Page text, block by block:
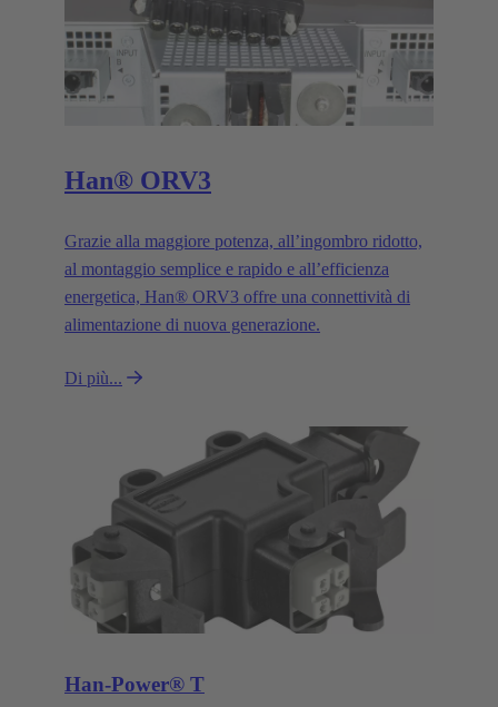
Han® ORV3
Grazie alla maggiore potenza, all’ingombro ridotto,
al montaggio semplice e rapido e all’efficienza
energetica, Han® ORV3 offre una connettività di
alimentazione di nuova generazione.
Di più...
Han-Power® T